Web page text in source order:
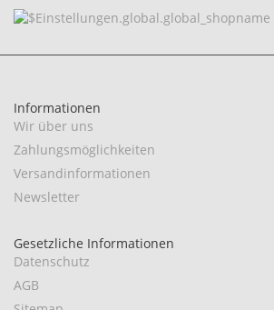
Informationen
Wir über uns
Zahlungsmöglichkeiten
Versandinformationen
Newsletter
Gesetzliche Informationen
Datenschutz
AGB